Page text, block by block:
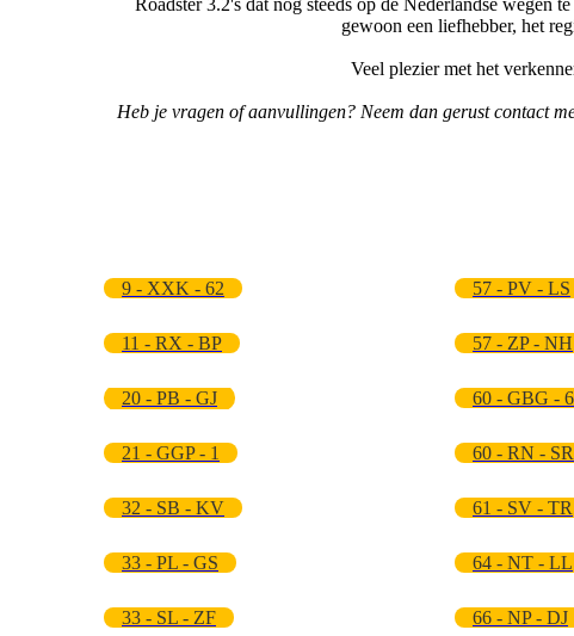
Roadster 3.2's dat nog steeds op de Nederlandse wegen
gewoon een liefhebber, het
Veel plezier met het
Heb je vragen of aanvullingen? Neem dan gerust contact
9 - XXK - 62
11 - RX - BP
20 - PB - GJ
21 - GGP - 1
32 - SB - KV
33 - PL - GS
33 - SL - ZF
57 - PV - LS
57 - ZP - NH
60 - GBG - 6
60 - RN - SR
61 - SV - TR
64 - NT - LL
66 - NP - DJ